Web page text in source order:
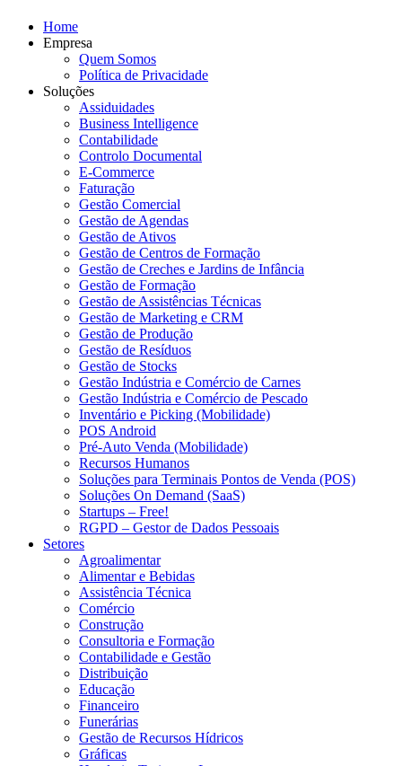
Home
Empresa
Quem Somos
Política de Privacidade
Soluções
Assiduidades
Business Intelligence
Contabilidade
Controlo Documental
E-Commerce
Faturação
Gestão Comercial
Gestão de Agendas
Gestão de Ativos
Gestão de Centros de Formação
Gestão de Creches e Jardins de Infância
Gestão de Formação
Gestão de Assistências Técnicas
Gestão de Marketing e CRM
Gestão de Produção
Gestão de Resíduos
Gestão de Stocks
Gestão Indústria e Comércio de Carnes
Gestão Indústria e Comércio de Pescado
Inventário e Picking (Mobilidade)
POS Android
Pré-Auto Venda (Mobilidade)
Recursos Humanos
Soluções para Terminais Pontos de Venda (POS)
Soluções On Demand (SaaS)
Startups – Free!
RGPD – Gestor de Dados Pessoais
Setores
Agroalimentar
Alimentar e Bebidas
Assistência Técnica
Comércio
Construção
Consultoria e Formação
Contabilidade e Gestão
Distribuição
Educação
Financeiro
Funerárias
Gestão de Recursos Hídricos
Gráficas